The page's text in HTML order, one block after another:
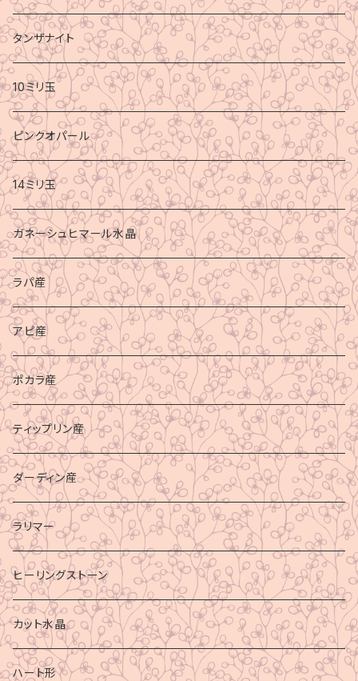
タンザナイト
10ミリ玉
ピンクオパール
14ミリ玉
ガネーシュヒマール水晶
ラパ産
アピ産
ポカラ産
ティップリン産
ダーディン産
ラリマー
ヒーリングストーン
カット水晶
ハート形